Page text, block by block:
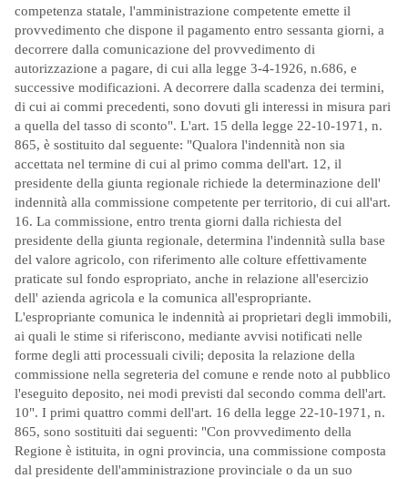
competenza statale, l'amministrazione competente emette il
provvedimento che dispone il pagamento entro sessanta giorni, a
decorrere dalla comunicazione del provvedimento di
autorizzazione a pagare, di cui alla legge 3-4-1926, n.686, e
successive modificazioni. A decorrere dalla scadenza dei termini,
di cui ai commi precedenti, sono dovuti gli interessi in misura pari
a quella del tasso di sconto". L'art. 15 della legge 22-10-1971, n.
865, è sostituito dal seguente: "Qualora l'indennità non sia
accettata nel termine di cui al primo comma dell'art. 12, il
presidente della giunta regionale richiede la determinazione dell'
indennità alla commissione competente per territorio, di cui all'art.
16. La commissione, entro trenta giorni dalla richiesta del
presidente della giunta regionale, determina l'indennità sulla base
del valore agricolo, con riferimento alle colture effettivamente
praticate sul fondo espropriato, anche in relazione all'esercizio
dell' azienda agricola e la comunica all'espropriante.
L'espropriante comunica le indennità ai proprietari degli immobili,
ai quali le stime si riferiscono, mediante avvisi notificati nelle
forme degli atti processuali civili; deposita la relazione della
commissione nella segreteria del comune e rende noto al pubblico
l'eseguito deposito, nei modi previsti dal secondo comma dell'art.
10". I primi quattro commi dell'art. 16 della legge 22-10-1971, n.
865, sono sostituiti dai seguenti: "Con provvedimento della
Regione è istituita, in ogni provincia, una commissione composta
dal presidente dell'amministrazione provinciale o da un suo